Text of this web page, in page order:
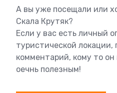
А вы уже посещали или
Скала Крутяк?
Если у вас есть личный
туристической
комментарий, кому то
оечнь полезным!